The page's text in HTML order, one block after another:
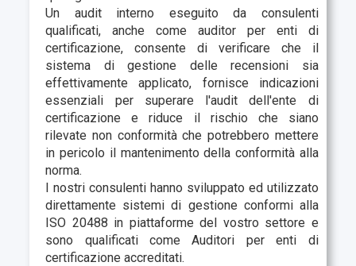
Un audit interno eseguito da consulenti
qualificati, anche come auditor per enti di
certificazione, consente di verificare che il
sistema di gestione delle recensioni sia
effettivamente applicato, fornisce indicazioni
essenziali per superare l'audit dell'ente di
certificazione e riduce il rischio che siano
rilevate non conformità che potrebbero mettere
in pericolo il mantenimento della conformità alla
norma.
I nostri consulenti hanno sviluppato ed utilizzato
direttamente sistemi di gestione conformi alla
ISO 20488 in piattaforme del vostro settore e
sono qualificati come Auditori per enti di
certificazione accreditati.